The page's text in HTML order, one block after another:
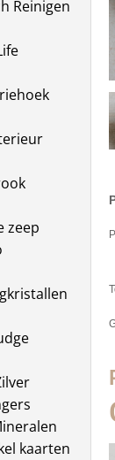
Reinigen
zeep
kaarten